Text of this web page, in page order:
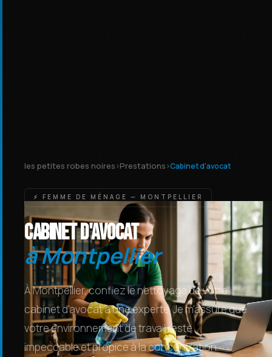
les petites robes noires›Prestations›Cabinet d'avocat
⚡ FEMME DE MÉNAGE — MONTPELLIER
Cabinet d'avocat
à Montpellier
À Montpellier, confiez le nettoyage de votre
cabinet d'avocat à une experte. Je m'assure que
votre environnement de travail reste
impeccable et propice à la concentration.